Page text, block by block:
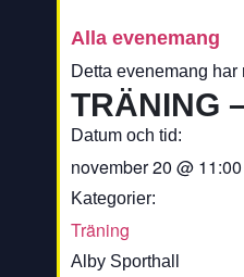
Alla evenemang
Detta evenemang har
TRÄNING
Datum och tid:
november 20 @ 11:00
Kategorier:
Träning
Alby Sporthall